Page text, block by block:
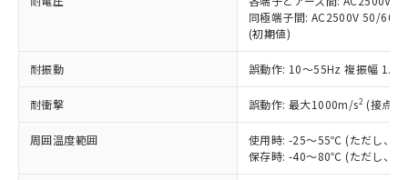
同極端子間: AC2500V 50/
(初期値)
耐振動 誤動作: 10～55Hz 複振幅
耐衝撃 誤動作: 最大1000m/s2 (接点
周囲温度範囲
使用時: -25～55℃ (ただし、氷
保存時: -40～80℃ (ただし、氷
在庫状況および標準価格照会結果は、
記載している更新日時点での社内デー
タに基づき作成されるものであり、閲
覧された時点での実際の在庫および標
準価格とは異なる場合があることをご
正式な納期状況および標準価格はお客
様のお取引先、またはお客様担当のオ
ムロン制御機器販売店・当社販売員に
むを得ず変更することがあります。
六価クロム(Cr(Ⅵ)) 1000ppm以下、ポリ臭化ビフェニル
類(PBB) 1000ppm以下、ポリ臭化ジフェニルエーテル類
(PBDE) 1000ppm以下、フタル酸ビス(2-エチルヘキシ
ル) (DEHP)(別名：DOP) 1000ppm以下、フタル酸ブチ
ルベンジル（BBP） 1000ppm以下、フタル酸ジブチル
（DBP） 1000ppm以下、フタル酸ジイソブチル
「－」：未確認です。当社販売部門へお問
*中国RoHS10物質の基準値 (GB/T26572)：
Pb(鉛) :1000ppm、 Hg(水銀) : 1000ppm、 Cd(カドミウ
Cr(Ⅵ)(六価クロム) : 1000ppm、 PBBs(ポリ臭化ビフェ
DBP(フタル酸ジブチル) : 1000ppm、 DIBP(フタル酸ジ
イソブチル) : 1000ppm、 BBP(フタル酸ブチルベンジ
為替および外国貿易法に定める商品
（以下｢規制貨物等」という）を輸出
または国外への提供する場合は、日本
国政府の輸出許可(または役務取引許
可)を取得するなどの必要な手続きを
当社は規制貨物を破棄する場合は、完
全に破砕するなど、違法に輸出されな
いよう必要な手段を講じます。
一定数以上の在庫あり
一定数には満たないが在庫あり